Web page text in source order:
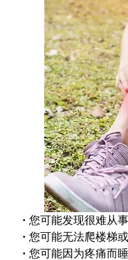
• 您可能发现很难从
• 您可能无法爬楼梯
• 您可能因为疼痛而